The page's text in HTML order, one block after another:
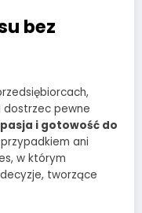
bez
pewne
i gotowość do
ani
w którym
tworzące